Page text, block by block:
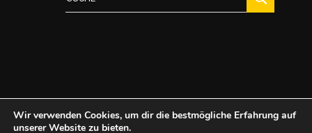
Wir verwenden Cookies, um dir die bestmögliche Erfahrung auf
unserer Website zu bieten.